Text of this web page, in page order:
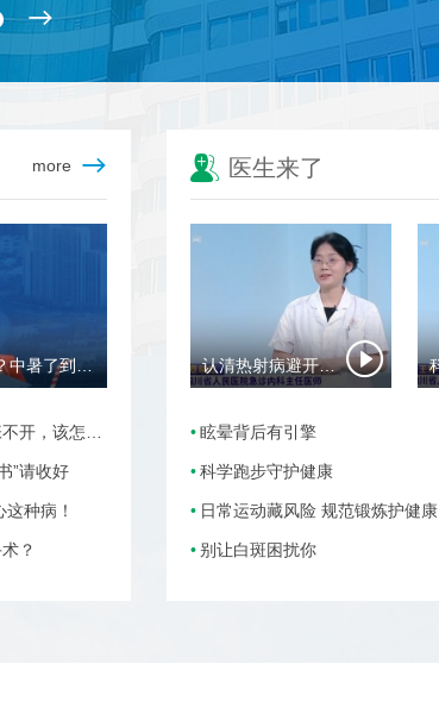
more
热红温了！喝藿香正气水？冲冷水澡？中暑了到底该咋办？
该怎么办？
”请收好
种病！
？
 医生来了
认清热射病避开夏日致命陷阱
眩晕背后有引擎
科学跑步守护健康
日常运动藏风险 规范锻炼护健康
别让白斑困扰你